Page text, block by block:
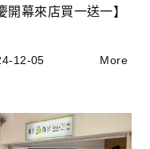
開幕來店買一送一】
12-05 More